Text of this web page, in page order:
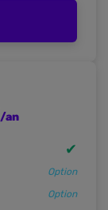
/an
✔
Option
Option